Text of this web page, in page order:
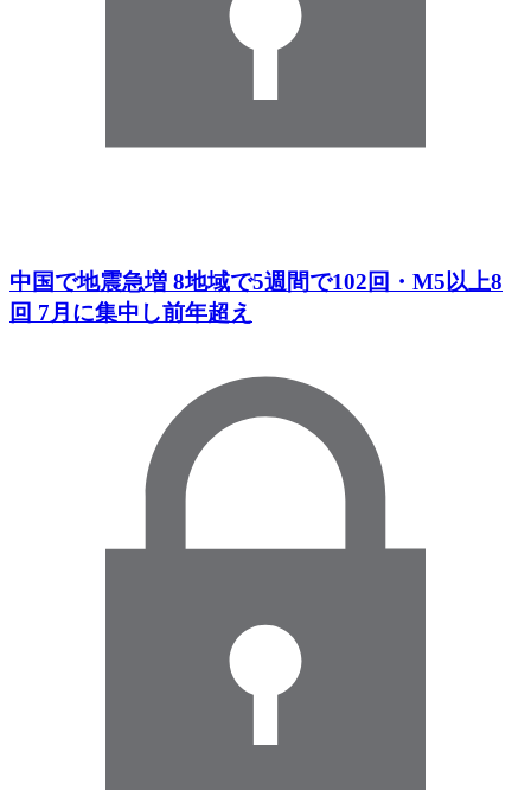
中国で地震急増 8地域で5週間で102回・M5以上8
回 7月に集中し前年超え